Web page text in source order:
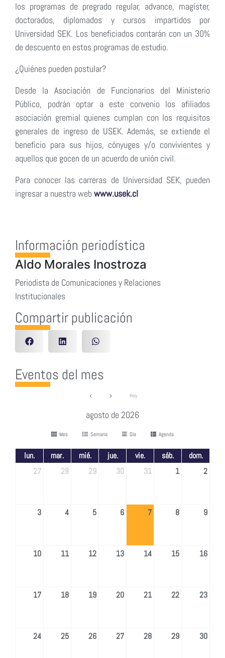
los programas de pregrado regular, advance, magíster,
doctorados, diplomados y cursos impartidos por
Universidad SEK. Los beneficiados contarán con un 30%
de descuento en estos programas de estudio.
¿Quiénes pueden postular?
Desde la Asociación de Funcionarios del Ministerio
Público, podrán optar a este convenio los afiliados
asociación gremial quienes cumplan con los requisitos
generales de ingreso de USEK. Además, se extiende el
beneficio para sus hijos, cónyuges y/o convivientes y
aquellos que gocen de un acuerdo de unión civil.
Para conocer las carreras de Universidad SEK, pueden
ingresar a nuestra web www.usek.cl
Información periodística
Aldo Morales Inostroza
Periodista de Comunicaciones y Relaciones
Institucionales
Compartir publicación
Eventos del mes
Hoy
agosto de 2026
Mes Semana Día Agenda
lun. mar. mié. jue. vie. sáb.
dom.
27
28 29 30 31 1 2
3 4 5 6 7 8 9
10 11 12 13 14 15 16
17 18 19 20 21 22 23
24 25 26 27 28 29 30